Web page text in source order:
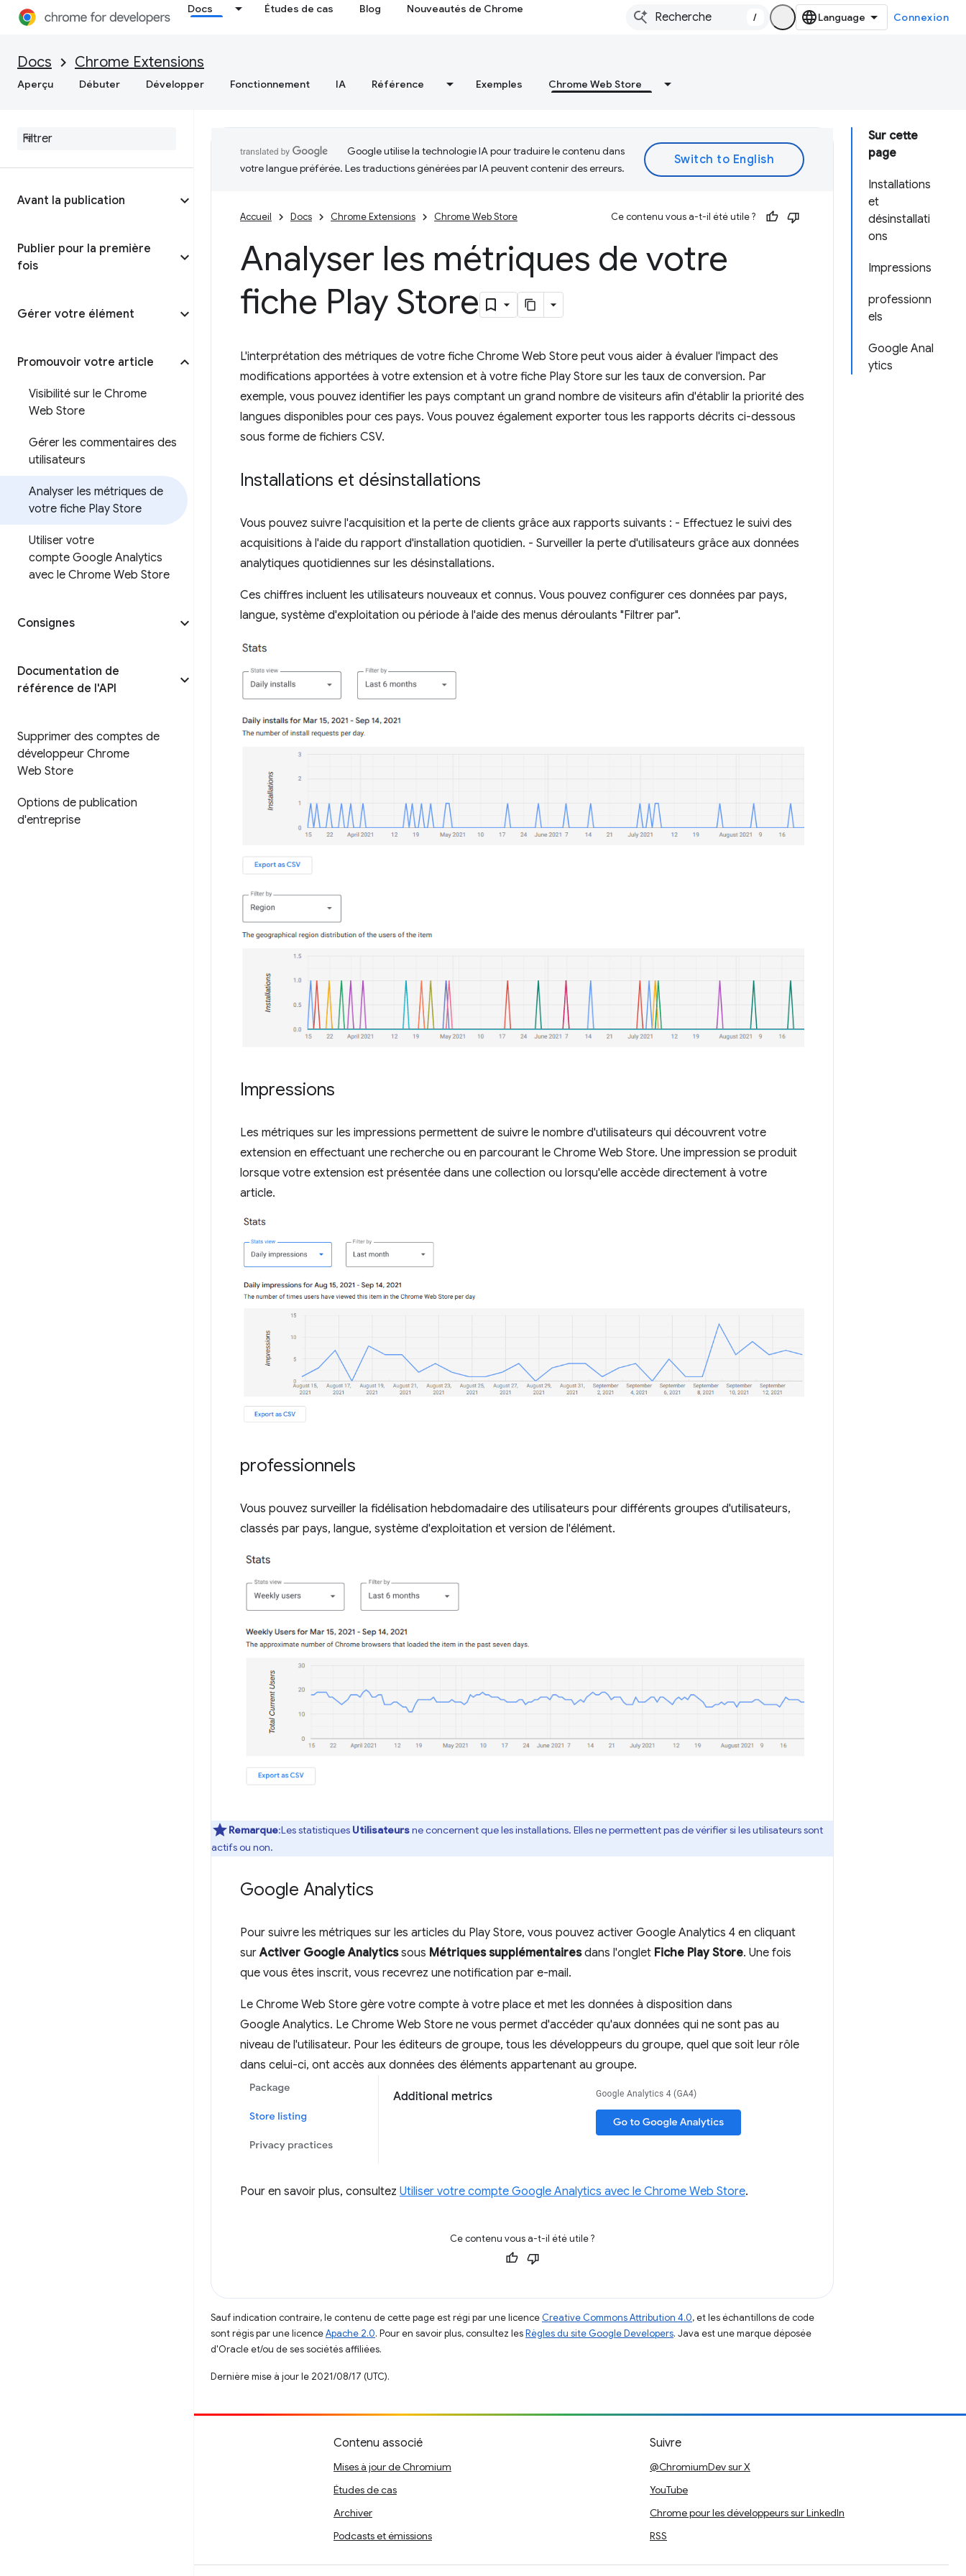
Docs Études de cas Blog Nouveautés de Chrome
/ Connexion
Docs Chrome Extensions
Aperçu Débuter Développer Fonctionnement IA Référence Exemples Chrome Web Store
Avant la publication
Publier pour la première
fois
Gérer votre élément
Promouvoir votre article
Visibilité sur le Chrome
Web Store
Gérer les commentaires des
utilisateurs
Analyser les métriques de
votre fiche Play Store
Utiliser votre
compte Google Analytics
avec le Chrome Web Store
Consignes
Documentation de
référence de l'API
Supprimer des comptes de
développeur Chrome
Web Store
Options de publication
d'entreprise
Sur cette
page
Installations
et
désinstallati
ons
Impressions
professionn
els
Google Anal
ytics
Google utilise la technologie IA pour traduire le contenu dans
votre langue préférée. Les traductions générées par IA peuvent contenir des erreurs.
Accueil Docs Chrome Extensions Chrome Web Store Ce contenu vous a-t-il été utile ?
Analyser les métriques de votre
fiche Play Store
L'interprétation des métriques de votre fiche Chrome Web Store peut vous aider à évaluer l'impact des
modifications apportées à votre extension et à votre fiche Play Store sur les taux de conversion. Par
exemple, vous pouvez identifier les pays comptant un grand nombre de visiteurs afin d'établir la priorité des
langues disponibles pour ces pays. Vous pouvez également exporter tous les rapports décrits ci-dessous
sous forme de fichiers CSV.
Installations et désinstallations
Vous pouvez suivre l'acquisition et la perte de clients grâce aux rapports suivants : - Effectuez le suivi des
acquisitions à l'aide du rapport d'installation quotidien. - Surveiller la perte d'utilisateurs grâce aux données
analytiques quotidiennes sur les désinstallations.
Ces chiffres incluent les utilisateurs nouveaux et connus. Vous pouvez configurer ces données par pays,
langue, système d'exploitation ou période à l'aide des menus déroulants "Filtrer par".
Impressions
Les métriques sur les impressions permettent de suivre le nombre d'utilisateurs qui découvrent votre
extension en effectuant une recherche ou en parcourant le Chrome Web Store. Une impression se produit
lorsque votre extension est présentée dans une collection ou lorsqu'elle accède directement à votre
article.
professionnels
Vous pouvez surveiller la fidélisation hebdomadaire des utilisateurs pour différents groupes d'utilisateurs,
classés par pays, langue, système d'exploitation et version de l'élément.
Remarque:Les statistiques Utilisateursne concernent que les installations. Elles ne permettent pas de vérifier si les utilisateurs sont
actifs ou non.
Google Analytics
Pour suivre les métriques sur les articles du Play Store, vous pouvez activer Google Analytics 4 en cliquant
surActiver Google Analyticssous Métriques supplémentairesdans l'onglet Fiche Play Store. Une fois
que vous êtes inscrit, vous recevrez une notification par e-mail.
Le Chrome Web Store gère votre compte à votre place et met les données à disposition dans
Google Analytics. Le Chrome Web Store ne vous permet d'accéder qu'aux données qui ne sont pas au
niveau de l'utilisateur. Pour les éditeurs de groupe, tous les développeurs du groupe, quel que soit leur rôle
dans celui-ci, ont accès aux données des éléments appartenant au groupe.
Pour en savoir plus, consultez Utiliser votre compte Google Analytics avec le Chrome Web Store.
Ce contenu vous a-t-il été utile ?
Sauf indication contraire, le contenu de cette page est régi par une licence Creative Commons Attribution 4.0, et les échantillons de code
sont régis par une licenceApache 2.0. Pour en savoir plus, consultez lesRègles du site Google Developers. Java est une marque déposée
d'Oracle et/ou de ses sociétés affiliées.
Dernière mise à jour le 2021/08/17 (UTC).
Contenu associé
Mises à jour de Chromium
Études de cas
Archiver
Podcasts et émissions
Suivre
@ChromiumDev sur X
YouTube
Chrome pour les développeurs sur LinkedIn
RSS